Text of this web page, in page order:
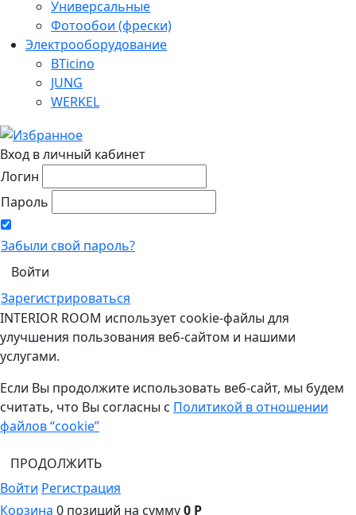
Универсальные
Фотообои (фрески)
Электрооборудование
BTicino
JUNG
WERKEL
Вход в личный кабинет
Логин
Пароль
Забыли свой пароль?
Зарегистрироваться
INTERIOR ROOM использует cookie-файлы для
улучшения пользования веб-сайтом и нашими
услугами.
Если Вы продолжите использовать веб-сайт, мы будем
считать, что Вы согласны с Политикой в отношении
файлов “cookie”
ПРОДОЛЖИТЬ
Войти Регистрация
Корзина 0 позиций на сумму0 Р